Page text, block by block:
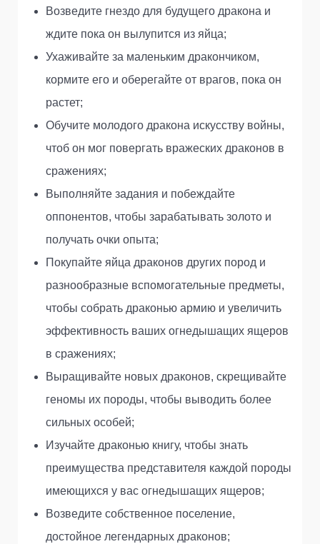
Возведите гнездо для будущего дракона и
ждите пока он вылупится из яйца;
Ухаживайте за маленьким дракончиком,
кормите его и оберегайте от врагов, пока он
растет;
Обучите молодого дракона искусству войны,
чтоб он мог повергать вражеских драконов в
сражениях;
Выполняйте задания и побеждайте
оппонентов, чтобы зарабатывать золото и
получать очки опыта;
Покупайте яйца драконов других пород и
разнообразные вспомогательные предметы,
чтобы собрать драконью армию и увеличить
эффективность ваших огнедышащих ящеров
в сражениях;
Выращивайте новых драконов, скрещивайте
геномы их породы, чтобы выводить более
сильных особей;
Изучайте драконью книгу, чтобы знать
преимущества представителя каждой породы
имеющихся у вас огнедышащих ящеров;
Возведите собственное поселение,
достойное легендарных драконов;